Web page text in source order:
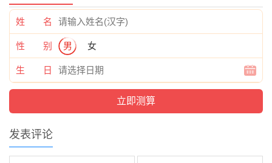
姓 名
性 别 男 女
生 日
发表评论